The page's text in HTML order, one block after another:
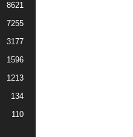
8621
7255
3177
1596
1213
134
110